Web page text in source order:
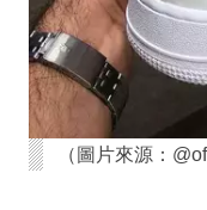
（圖片來源：